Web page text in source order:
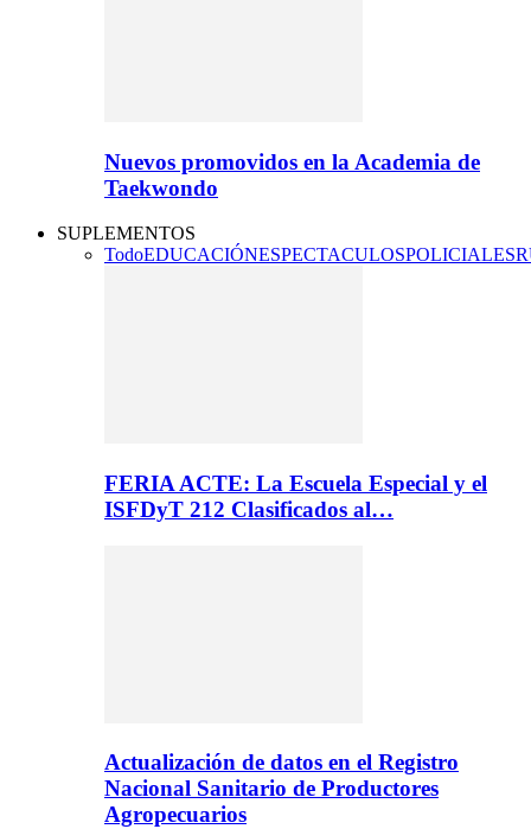
Nuevos promovidos en la Academia de
Taekwondo
SUPLEMENTOS
TodoEDUCACIÓNESPECTACULOSPOLICIALES
FERIA ACTE: La Escuela Especial y el
ISFDyT 212 Clasificados al…
Actualización de datos en el Registro
Nacional Sanitario de Productores
Agropecuarios